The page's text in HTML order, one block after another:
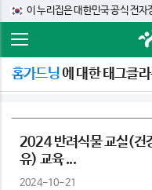
이 누리집은 대한민국 공식 전자
홈가드닝에 대한 태그클
2024 반려식물 교실(건
유) 교육 ...
2024-10-21